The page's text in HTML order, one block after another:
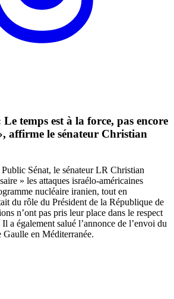
temps est à la force, pas encore
affirme le sénateur Christian
Sénat, le sénateur LR Christian
» les attaques israélo-américaines
nucléaire iranien, tout en
du rôle du Président de la République de
n’ont pas pris leur place dans le respect
a également salué l’annonce de l’envoi du
en Méditerranée.